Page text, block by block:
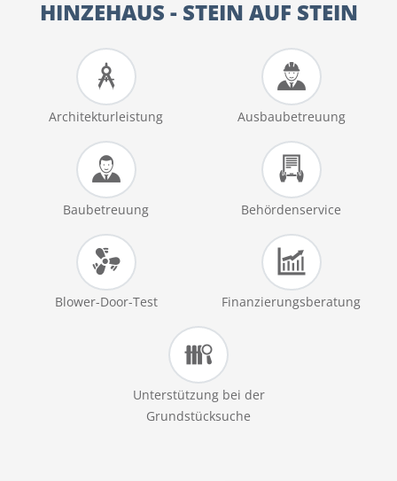
HINZEHAUS - STEIN AUF STEIN
Architekturleistung Ausbaubetreuung
Baubetreuung Behördenservice
Blower-Door-Test Finanzierungsberatung
Unterstützung bei der
Grundstücksuche